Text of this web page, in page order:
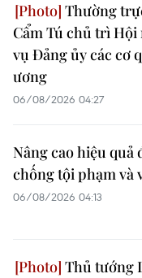
Thường
Cẩm Tú chủ trì
vụ Đảng ủy các cơ
ương
06/08/2026 04:27
Nâng cao hiệu
chống tội phạm và
06/08/2026 04:13
Thủ tướng